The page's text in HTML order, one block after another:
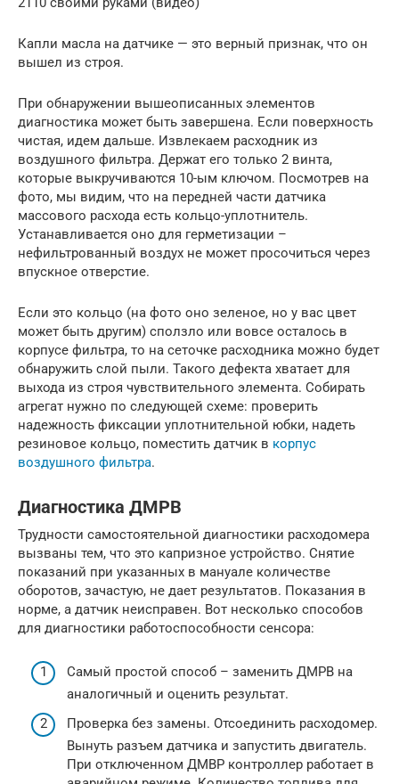
Капли масла на датчике — это верный признак, что он
вышел из строя.
При обнаружении вышеописанных элементов
диагностика может быть завершена. Если поверхность
чистая, идем дальше. Извлекаем расходник из
воздушного фильтра. Держат его только 2 винта,
которые выкручиваются 10-ым ключом. Посмотрев на
фото, мы видим, что на передней части датчика
массового расхода есть кольцо-уплотнитель.
Устанавливается оно для герметизации –
нефильтрованный воздух не может просочиться через
впускное отверстие.
Если это кольцо (на фото оно зеленое, но у вас цвет
может быть другим) сползло или вовсе осталось в
корпусе фильтра, то на сеточке расходника можно будет
обнаружить слой пыли. Такого дефекта хватает для
выхода из строя чувствительного элемента. Собирать
агрегат нужно по следующей схеме: проверить
надежность фиксации уплотнительной юбки, надеть
резиновое кольцо, поместить датчик в корпус
воздушного фильтра.
Диагностика ДМРВ
Трудности самостоятельной диагностики расходомера
вызваны тем, что это капризное устройство. Снятие
показаний при указанных в мануале количестве
оборотов, зачастую, не дает результатов. Показания в
норме, а датчик неисправен. Вот несколько способов
для диагностики работоспособности сенсора:
Самый простой способ – заменить ДМРВ на
аналогичный и оценить результат.
Проверка без замены. Отсоединить расходомер.
Вынуть разъем датчика и запустить двигатель.
При отключенном ДМВР контроллер работает в